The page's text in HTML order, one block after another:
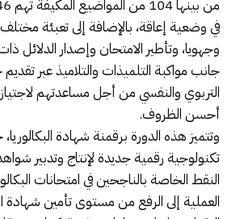
في وضعية إعاقة، بالإضافة إلى تعبئة
وجهويا، وتأطير الامتحان وإصدار الدلائل
جانب مواكبة التلميذات والتلاميذ عبر
التربوي والنفسي من أجل مساعدتهم
أحسن الظروف.
وتتميز هذه الدورة برقمنة شهادة
تكنولوجية رقمية جديدة لإنتاج وتدبير شواهد
النقط الخاصة بالناجحين في امتحانات
العملية إلى الرفع من مستوى تأمين شهادة